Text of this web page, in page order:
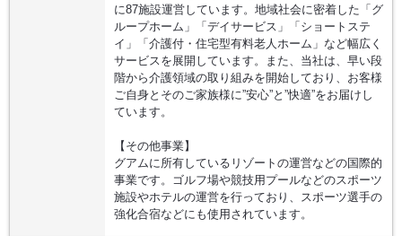
に87施設運営しています。地域社会に密着した「グ
ループホーム」「デイサービス」「ショートステ
イ」「介護付・住宅型有料老人ホーム」など幅広く
サービスを展開しています。また、当社は、早い段
階から介護領域の取り組みを開始しており、お客様
ご自身とそのご家族様に”安心”と”快適”をお届けし
ています。
【その他事業】
グアムに所有しているリゾートの運営などの国際的
事業です。ゴルフ場や競技用プールなどのスポーツ
施設やホテルの運営を行っており、スポーツ選手の
強化合宿などにも使用されています。